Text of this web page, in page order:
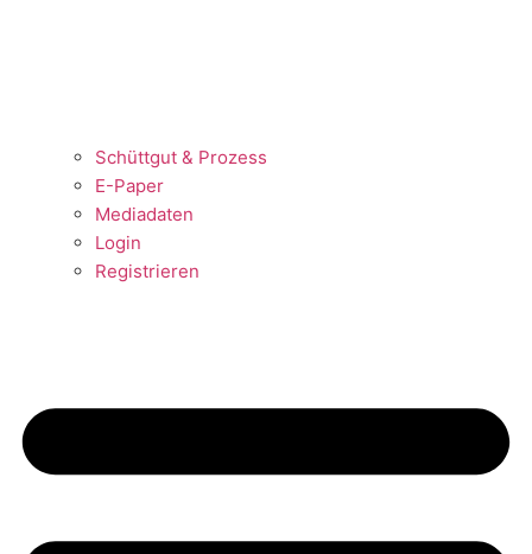
Schüttgut & Prozess
E-Paper
Mediadaten
Login
Registrieren